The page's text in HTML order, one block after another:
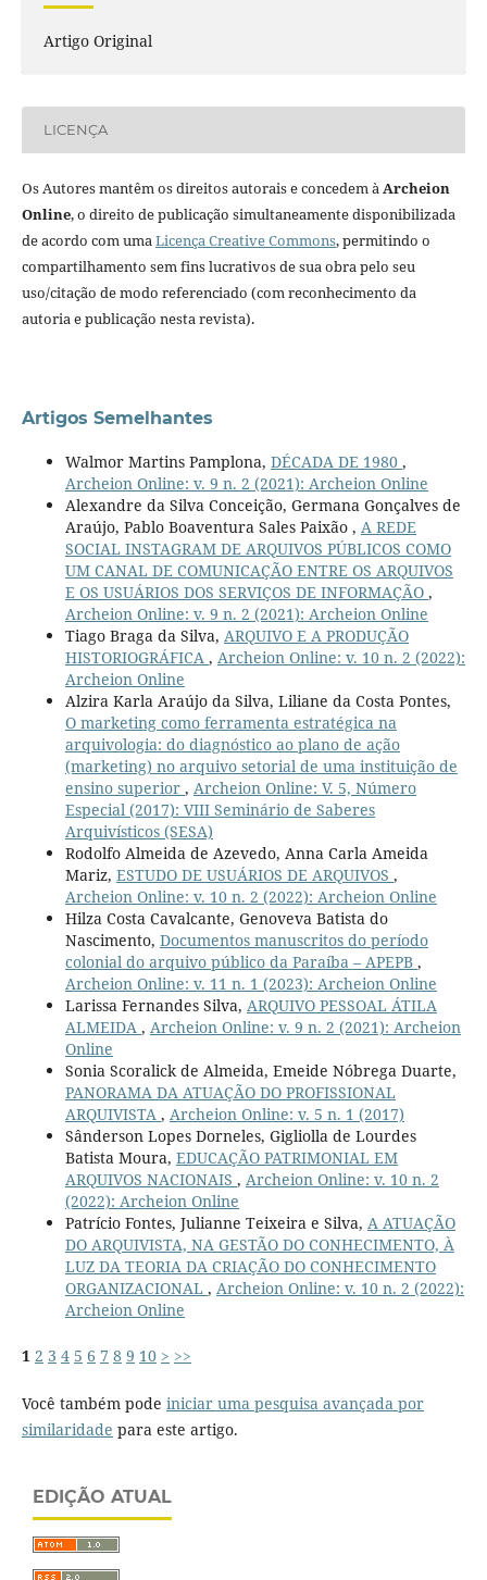
Artigo Original
LICENÇA
Os Autores mantêm os direitos autorais e concedem àArcheion
Online, o direito de publicação simultaneamente disponibilizada
de acordo com umaLicença Creative Commons, permitindo o
compartilhamento sem fins lucrativos de sua obra pelo seu
uso/citação de modo referenciado (com reconhecimento da
autoria e publicação nesta revista).
Artigos Semelhantes
Walmor Martins Pamplona, DÉCADA DE 1980 ,
Archeion Online: v. 9 n. 2 (2021): Archeion Online
Alexandre da Silva Conceição, Germana Gonçalves de
Araújo, Pablo Boaventura Sales Paixão , A REDE
SOCIAL INSTAGRAM DE ARQUIVOS PÚBLICOS COMO
UM CANAL DE COMUNICAÇÃO ENTRE OS ARQUIVOS
E OS USUÁRIOS DOS SERVIÇOS DE INFORMAÇÃO ,
Archeion Online: v. 9 n. 2 (2021): Archeion Online
Tiago Braga da Silva, ARQUIVO E A PRODUÇÃO
HISTORIOGRÁFICA , Archeion Online: v. 10 n. 2 (2022):
Archeion Online
Alzira Karla Araújo da Silva, Liliane da Costa Pontes,
O marketing como ferramenta estratégica na
arquivologia: do diagnóstico ao plano de ação
(marketing) no arquivo setorial de uma instituição de
ensino superior , Archeion Online: V. 5, Número
Especial (2017): VIII Seminário de Saberes
Arquivísticos (SESA)
Rodolfo Almeida de Azevedo, Anna Carla Ameida
Mariz, ESTUDO DE USUÁRIOS DE ARQUIVOS ,
Archeion Online: v. 10 n. 2 (2022): Archeion Online
Hilza Costa Cavalcante, Genoveva Batista do
Nascimento, Documentos manuscritos do período
colonial do arquivo público da Paraíba – APEPB ,
Archeion Online: v. 11 n. 1 (2023): Archeion Online
Larissa Fernandes Silva, ARQUIVO PESSOAL ÁTILA
ALMEIDA , Archeion Online: v. 9 n. 2 (2021): Archeion
Online
Sonia Scoralick de Almeida, Emeide Nóbrega Duarte,
PANORAMA DA ATUAÇÃO DO PROFISSIONAL
ARQUIVISTA , Archeion Online: v. 5 n. 1 (2017)
Sânderson Lopes Dorneles, Gigliolla de Lourdes
Batista Moura, EDUCAÇÃO PATRIMONIAL EM
ARQUIVOS NACIONAIS , Archeion Online: v. 10 n. 2
(2022): Archeion Online
Patrício Fontes, Julianne Teixeira e Silva, A ATUAÇÃO
DO ARQUIVISTA, NA GESTÃO DO CONHECIMENTO, À
LUZ DA TEORIA DA CRIAÇÃO DO CONHECIMENTO
ORGANIZACIONAL , Archeion Online: v. 10 n. 2 (2022):
Archeion Online
1 2 3 4 5 6 7 8 9 10 > >>
Você também pode iniciar uma pesquisa avançada por
similaridade para este artigo.
EDIÇÃO ATUAL